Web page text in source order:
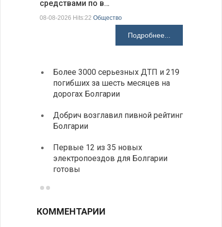
средствами по в…
08-08-2026 Hits:22 Общество
Подробнее...
Более 3000 серьезных ДТП и 219
погибших за шесть месяцев на
дорогах Болгарии
Добрич возглавил пивной рейтинг
Болгарии
Первые 12 из 35 новых
электропоездов для Болгарии
готовы
КОММЕНТАРИИ